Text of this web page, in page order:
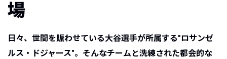
場
日々、世間を賑わせている大谷選手が所属する"ロサンゼ
ルス・ドジャース"。そんなチームと洗練された都会的な